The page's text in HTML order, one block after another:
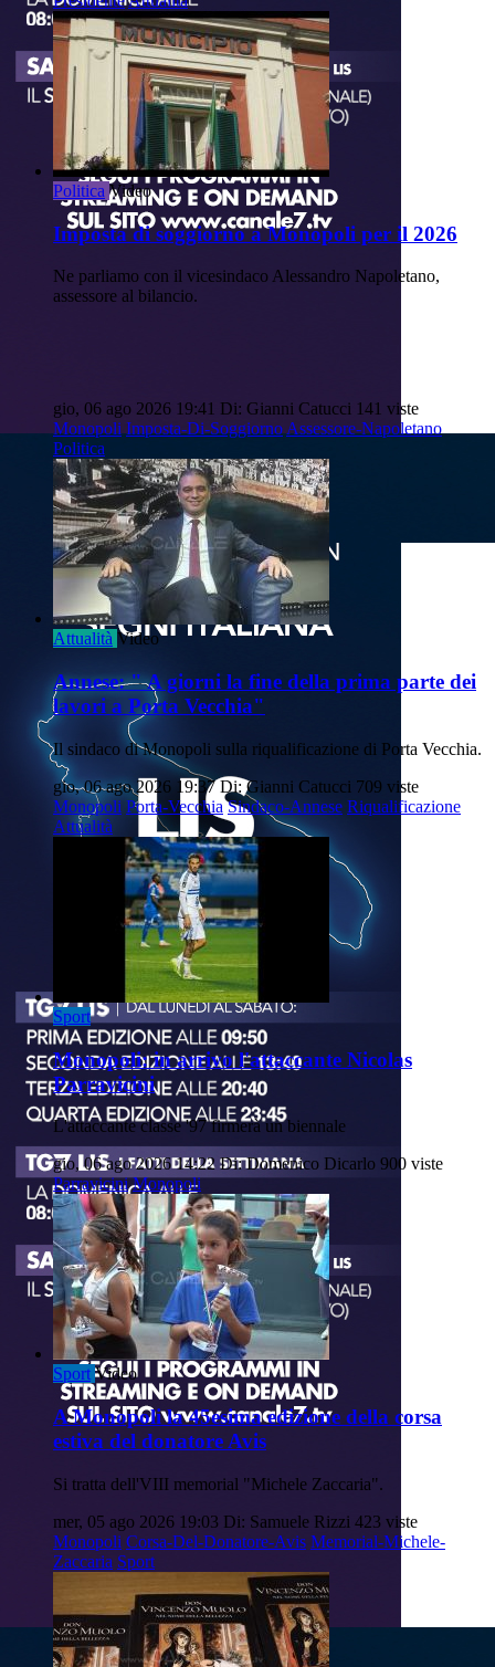
Politica Video
Imposta di soggiorno a Monopoli per il 2026
Ne parliamo con il vicesindaco Alessandro Napoletano,
assessore al bilancio.
gio, 06 ago 2026 19:41 Di: Gianni Catucci 141 viste
Monopoli Imposta-Di-SoggiornoAssessore-Napoletano
Politica
Attualità Video
Annese: " A giorni la fine della prima parte dei
lavori a Porta Vecchia"
Il sindaco di Monopoli sulla riqualificazione di Porta Vecchia.
gio, 06 ago 2026 19:37 Di: Gianni Catucci 709 viste
Monopoli Porta-Vecchia Sindaco-Annese Riqualificazione
Attualità
Sport
Monopoli: in arrivo l'attaccante Nicolas
Parravicini
L'attaccante classe '97 firmerà un biennale
gio, 06 ago 2026 14:22 Di: Domenico Dicarlo 900 viste
Parravicini Monopoli
Sport Video
A Monopoli la 45esima edizione della corsa
estiva del donatore Avis
Si tratta dell'VIII memorial "Michele Zaccaria".
mer, 05 ago 2026 19:03 Di: Samuele Rizzi 423 viste
Monopoli Corsa-Del-Donatore-Avis Memorial-Michele-
Zaccaria Sport